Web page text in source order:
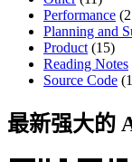
Performance
Planning and
Product (15)
Reading Notes
Source Code
最新强大的